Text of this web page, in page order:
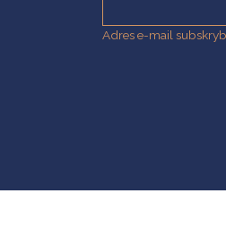
Adres e-mail